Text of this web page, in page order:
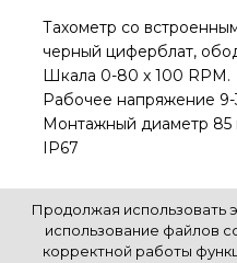
Тахометр со
черный циферблат,
Шкала 0-80 x 100 RPM.
Рабочее напряжение 9-
Монтажный диаметр 85
IP67
Продолжая использовать
использование файлов
корректной работы